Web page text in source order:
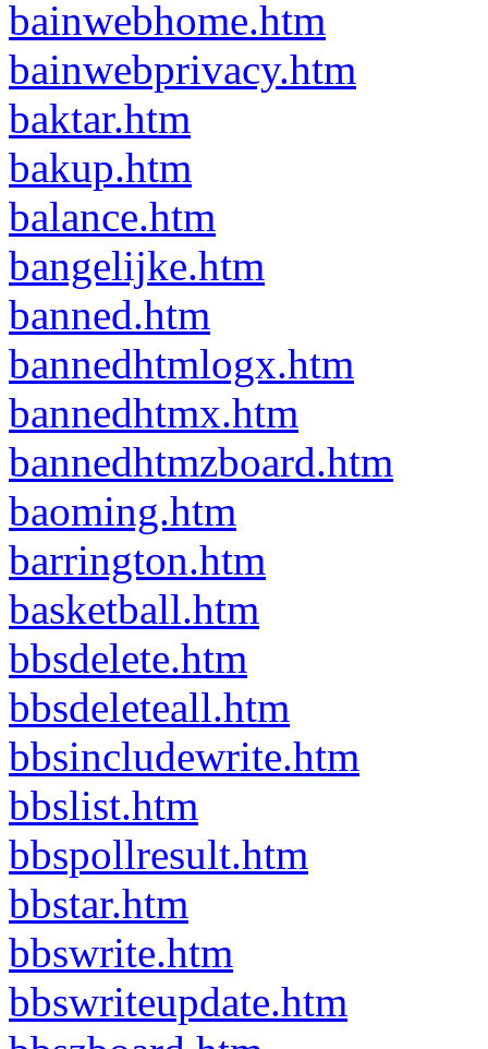
bainwebhome.htm
bainwebprivacy.htm
baktar.htm
bakup.htm
balance.htm
bangelijke.htm
banned.htm
bannedhtmlogx.htm
bannedhtmx.htm
bannedhtmzboard.htm
baoming.htm
barrington.htm
basketball.htm
bbsdelete.htm
bbsdeleteall.htm
bbsincludewrite.htm
bbslist.htm
bbspollresult.htm
bbstar.htm
bbswrite.htm
bbswriteupdate.htm